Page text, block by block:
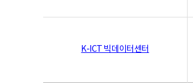
K-ICT 빅데이터센터